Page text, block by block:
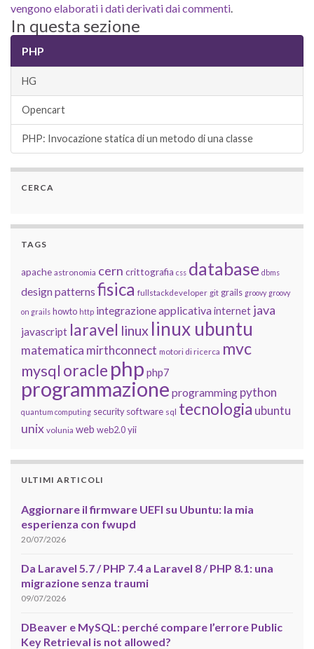
vengono elaborati i dati derivati dai commenti
In questa sezione
PHP
HG
Opencart
PHP: Invocazione statica di un metodo di una classe
CERCA
TAGS
apache astronomia cern crittografia css database dbms
design patterns fisica fullstackdeveloper git grails groovy groovy
on grails howto http integrazione applicativainternet java
javascript laravel linux linux ubuntu
matematica mirthconnect motori di ricerca mvc
mysql oracle php php7
programmazione programming python
quantum computing security software sql tecnologia ubuntu
unix volunia web web2.0 yii
ULTIMI ARTICOLI
Aggiornare il firmware UEFI su Ubuntu: la mia
esperienza con fwupd
20/07/2026
Da Laravel 5.7 / PHP 7.4 a Laravel 8 / PHP 8.1: una
migrazione senza traumi
09/07/2026
DBeaver e MySQL: perché compare l’errore Public
Key Retrieval is not allowed?